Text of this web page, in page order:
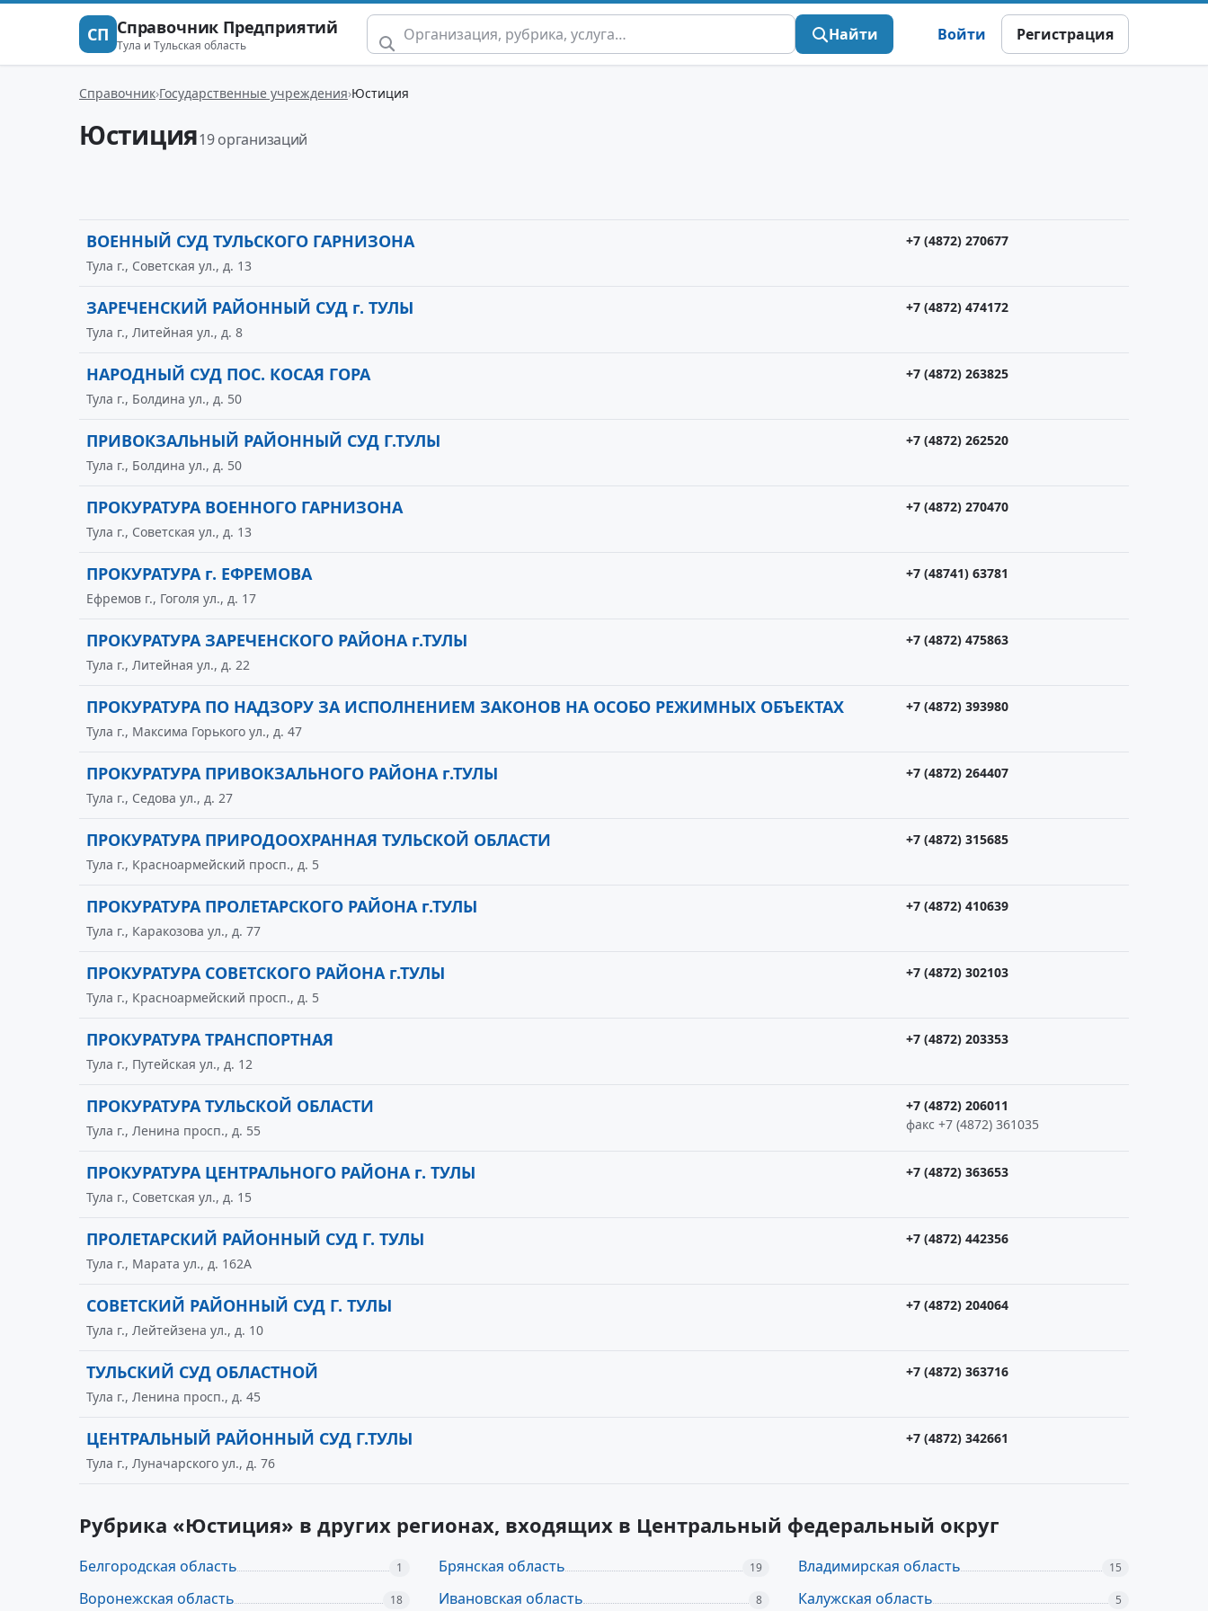
СП Справочник Предприятий
Тула и Тульская область
Найти Войти Регистрация
Справочник Государственные учреждения Юстиция
Юстиция19 организаций
ВОЕННЫЙ СУД ТУЛЬСКОГО ГАРНИЗОНА
+7 (4872) 270677
Тула г., Советская ул., д. 13
ЗАРЕЧЕНСКИЙ РАЙОННЫЙ СУД г. ТУЛЫ
+7 (4872) 474172
Тула г., Литейная ул., д. 8
НАРОДНЫЙ СУД ПОС. КОСАЯ ГОРА
+7 (4872) 263825
Тула г., Болдина ул., д. 50
ПРИВОКЗАЛЬНЫЙ РАЙОННЫЙ СУД Г.ТУЛЫ
+7 (4872) 262520
Тула г., Болдина ул., д. 50
ПРОКУРАТУРА ВОЕННОГО ГАРНИЗОНА
+7 (4872) 270470
Тула г., Советская ул., д. 13
ПРОКУРАТУРА г. ЕФРЕМОВА
+7 (48741) 63781
Ефремов г., Гоголя ул., д. 17
ПРОКУРАТУРА ЗАРЕЧЕНСКОГО РАЙОНА г.ТУЛЫ
+7 (4872) 475863
Тула г., Литейная ул., д. 22
ПРОКУРАТУРА ПО НАДЗОРУ ЗА ИСПОЛНЕНИЕМ ЗАКОНОВ НА ОСОБО РЕЖИМНЫХ ОБЪЕКТАХ
+7 (4872) 393980
Тула г., Максима Горького ул., д. 47
ПРОКУРАТУРА ПРИВОКЗАЛЬНОГО РАЙОНА г.ТУЛЫ
+7 (4872) 264407
Тула г., Седова ул., д. 27
ПРОКУРАТУРА ПРИРОДООХРАННАЯ ТУЛЬСКОЙ ОБЛАСТИ
+7 (4872) 315685
Тула г., Красноармейский просп., д. 5
ПРОКУРАТУРА ПРОЛЕТАРСКОГО РАЙОНА г.ТУЛЫ
+7 (4872) 410639
Тула г., Каракозова ул., д. 77
ПРОКУРАТУРА СОВЕТСКОГО РАЙОНА г.ТУЛЫ
+7 (4872) 302103
Тула г., Красноармейский просп., д. 5
ПРОКУРАТУРА ТРАНСПОРТНАЯ
+7 (4872) 203353
Тула г., Путейская ул., д. 12
ПРОКУРАТУРА ТУЛЬСКОЙ ОБЛАСТИ
+7 (4872) 206011
факс +7 (4872) 361035
Тула г., Ленина просп., д. 55
ПРОКУРАТУРА ЦЕНТРАЛЬНОГО РАЙОНА г. ТУЛЫ
+7 (4872) 363653
Тула г., Советская ул., д. 15
ПРОЛЕТАРСКИЙ РАЙОННЫЙ СУД Г. ТУЛЫ
+7 (4872) 442356
Тула г., Марата ул., д. 162А
СОВЕТСКИЙ РАЙОННЫЙ СУД Г. ТУЛЫ
+7 (4872) 204064
Тула г., Лейтейзена ул., д. 10
ТУЛЬСКИЙ СУД ОБЛАСТНОЙ
+7 (4872) 363716
Тула г., Ленина просп., д. 45
ЦЕНТРАЛЬНЫЙ РАЙОННЫЙ СУД Г.ТУЛЫ
+7 (4872) 342661
Тула г., Луначарского ул., д. 76
Рубрика «Юстиция» в других регионах, входящих в Центральный федеральный округ
Белгородская область 1 Брянская область 19 Владимирская область 15
Воронежская область 18 Ивановская область 8 Калужская область 5